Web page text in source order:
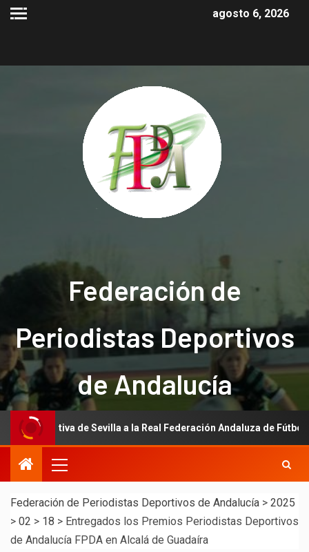
agosto 6, 2026
Federación de
Periodistas Deportivos
de Andalucía
a la Real Federación Andaluza de Fútbol La
Federación de Periodistas Deportivos de Andalucía > 2025
> 02 > 18 > Entregados los Premios Periodistas Deportivos
de Andalucía FPDA en Alcalá de Guadaíra